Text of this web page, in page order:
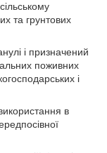
та грунтових
і призначений
поживних
і
в